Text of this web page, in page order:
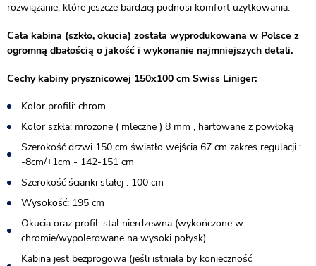
rozwiązanie, które jeszcze bardziej podnosi komfort użytkowania.
Cała kabina (szkło, okucia) została wyprodukowana w Polsce z
ogromną dbałością o jakość i wykonanie najmniejszych detali.
Cechy kabiny prysznicowej 150x100 cm Swiss Liniger:
Kolor profili: chrom
Kolor szkła: mrożone ( mleczne ) 8 mm , hartowane z powłoką
Szerokość drzwi 150 cm światło wejścia 67 cm zakres regulacji :
-8cm/+1cm - 142-151 cm
Szerokość ścianki stałej : 100 cm
Wysokość: 195 cm
Okucia oraz profil: stal nierdzewna (wykończone w
chromie/wypolerowane na wysoki połysk)
Kabina jest bezprogowa (jeśli istniała by konieczność